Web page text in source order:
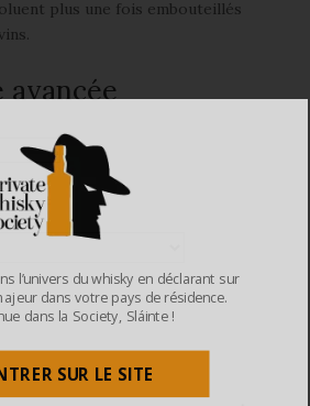
plus une fois embouteillés
avancée
l’univers du whisky en déclarant sur
dans votre pays de résidence.
dans la Society, Sláinte !
SUR LE SITE